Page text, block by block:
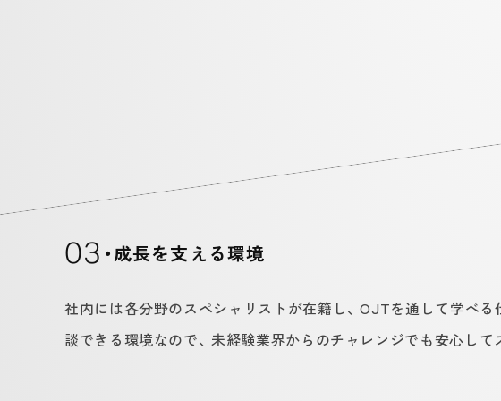
03 ・成長を支える環境
社内には各分野のスペシャリストが在籍し、 OJTを通して学べ
談できる環境なので、 未経験業界からのチャレンジでも安心して